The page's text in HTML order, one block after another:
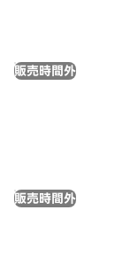
販売時間外
販売時間外